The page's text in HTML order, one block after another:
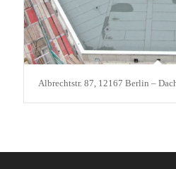
Albrechtstr. 87, 12167 Berlin –